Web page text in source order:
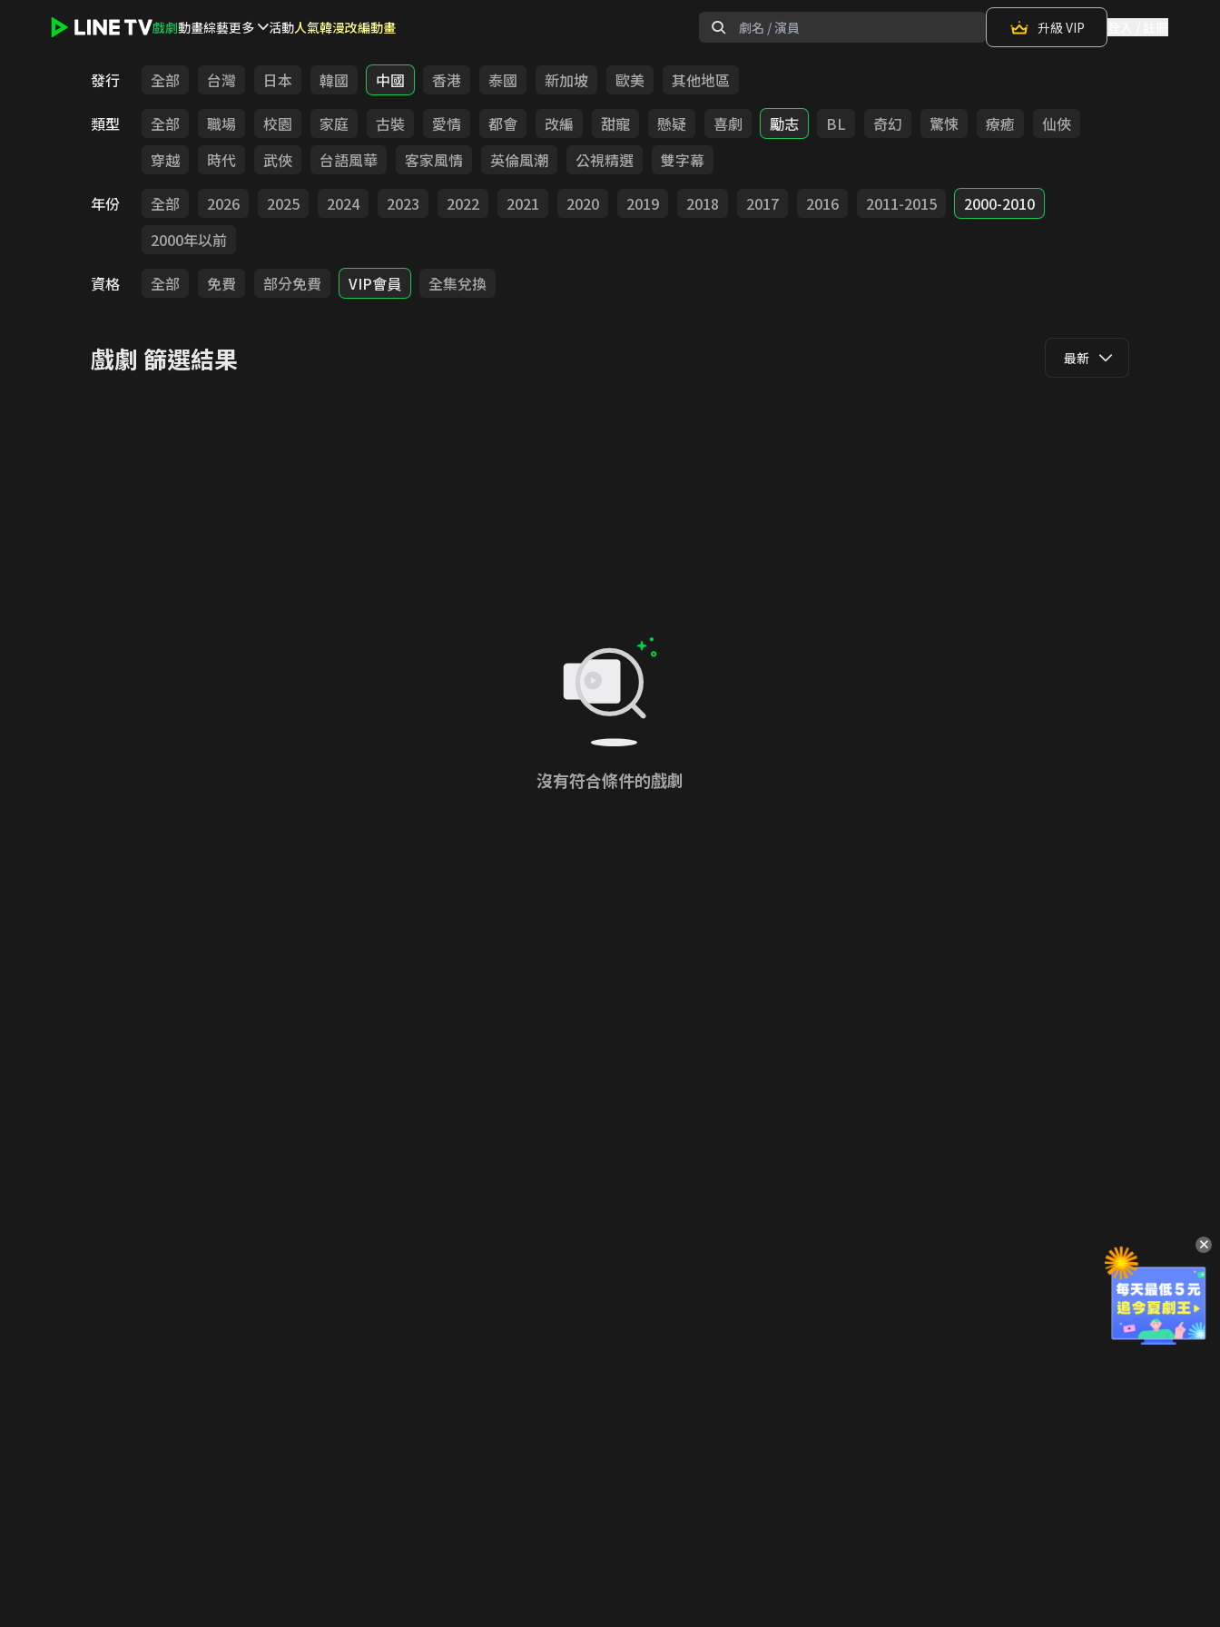
戲劇動畫綜藝更多 活動人氣韓漫改編動畫 升級 VIP
發行 全部 台灣 日本 韓國 中國 香港 泰國 新加坡 歐美
其他地區
類型
全部 職場 校園 家庭 古裝 愛情 都會 改編 甜寵 懸疑 喜劇 勵志 BL 奇幻 驚悚 療癒
仙俠
穿越
時代 武俠 台語風華 客家風情 英倫風潮 公視精選
雙字幕
年份
全部 2026 2025 2024 2023 2022 2021 2020 2019 2018 2017 2016 2011-2015
2000-2010
2000年以前
資格
全部 免費 部分免費 VIP會員 全集兌換
戲劇 篩選結果 最新
沒有符合條件的戲劇